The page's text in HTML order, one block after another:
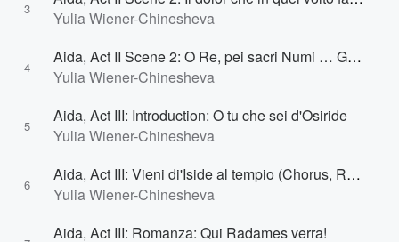
3
Yulia Wiener-Chinesheva
4
Aida, Act II Scene 2: O Re, pei sacri Numi … Glora all'Egitto (Radames, Ramfis, Il Re, Amneris, Popolo, Schiave, Prigionieri, Sacerdoti, Aida, Amonasro)
Yulia Wiener-Chinesheva
5
Aida, Act III: Introduction: O tu che sei d'Osiride
Yulia Wiener-Chinesheva
6
Aida, Act III: Vieni di'Iside al tempio (Chorus, Ramfis, Amneris)
Yulia Wiener-Chinesheva
Aida, Act III: Romanza: Qui Radames verra!